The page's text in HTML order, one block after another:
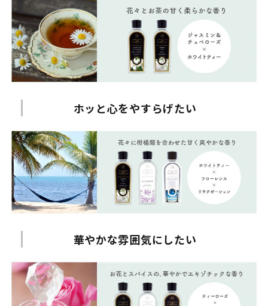
ホッと心をやすらげたい
華やかな雰囲気にしたい